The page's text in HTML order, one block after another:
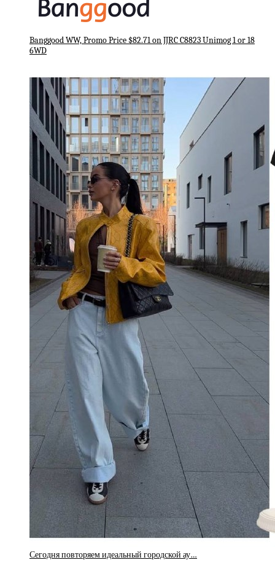
Banggood WW, Promo Price $82.71 on JJRC C8823 Unimog 1 or 18
6WD
Сегодня повторяем идеальный городской ау…